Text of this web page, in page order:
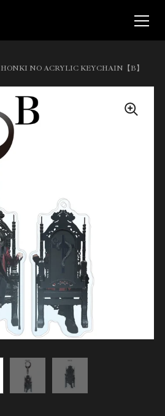
HONKI NO ACRYLIC KEYCHAIN【B】